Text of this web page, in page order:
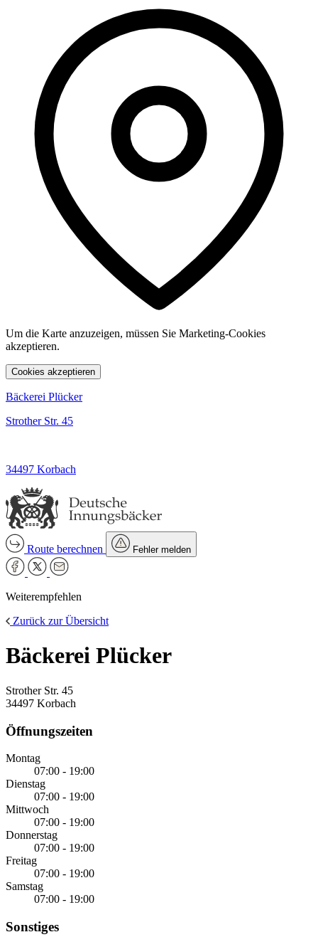
Um die Karte anzuzeigen, müssen Sie Marketing-Cookies
akzeptieren.
Cookies akzeptieren
Bäckerei Plücker
Strother Str. 45
34497 Korbach
Route berechnen Fehler melden
Weiterempfehlen
Zurück zur Übersicht
Bäckerei Plücker
Strother Str. 45
34497 Korbach
Öffnungszeiten
Montag
07:00 - 19:00
Dienstag
07:00 - 19:00
Mittwoch
07:00 - 19:00
Donnerstag
07:00 - 19:00
Freitag
07:00 - 19:00
Samstag
07:00 - 19:00
Sonstiges